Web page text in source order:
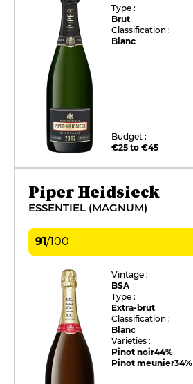
Type :
Brut
Classification :
Blanc
Budget :
€25 to €45
Piper Heidsieck
ESSENTIEL (MAGNUM)
91/100
Vintage :
BSA
Type :
Extra-brut
Classification :
Blanc
Varieties :
Pinot noir44%
Pinot meunier34%